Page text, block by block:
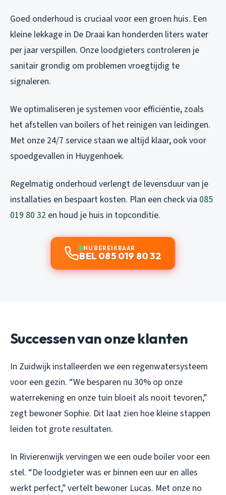
Goed onderhoud is cruciaal voor een groen huis. Een
kleine lekkage in De Draai kan honderden liters water
per jaar verspillen. Onze loodgieters controleren je
sanitair grondig om problemen vroegtijdig te
signaleren.
We optimaliseren je systemen voor efficiëntie, zoals
het afstellen van boilers of het reinigen van leidingen.
Met onze 24/7 service staan we altijd klaar, ook voor
spoedgevallen in Huygenhoek.
Regelmatig onderhoud verlengt de levensduur van je
installaties en bespaart kosten. Plan een check via 085
019 80 32 en houd je huis in topconditie.
NU BEREIKBAAR
BEL 085 019 80 32
Successen van onze klanten
In Zuidwijk installeerden we een regenwatersysteem
voor een gezin. “We besparen nu 30% op onze
waterrekening en onze tuin bloeit als nooit tevoren,”
zegt bewoner Sophie. Dit laat zien hoe kleine stappen
leiden tot grote resultaten.
In Rivierenwijk vervingen we een oude boiler voor een
stel. “De loodgieter was er binnen een uur en alles
werkt perfect,” vertelt bewoner Lucas. Met onze no